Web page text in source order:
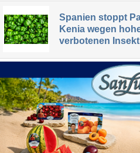
Spanien stoppt
Kenia wegen
verbotenen